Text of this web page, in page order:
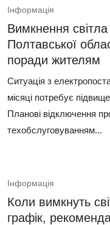
Інформація
Вимкнення світла
Полтавської
поради жителям
Ситуація з
місяці потребує
Планові відключення
техобслуговуванням...
Інформація
Коли вимкнуть
графік,